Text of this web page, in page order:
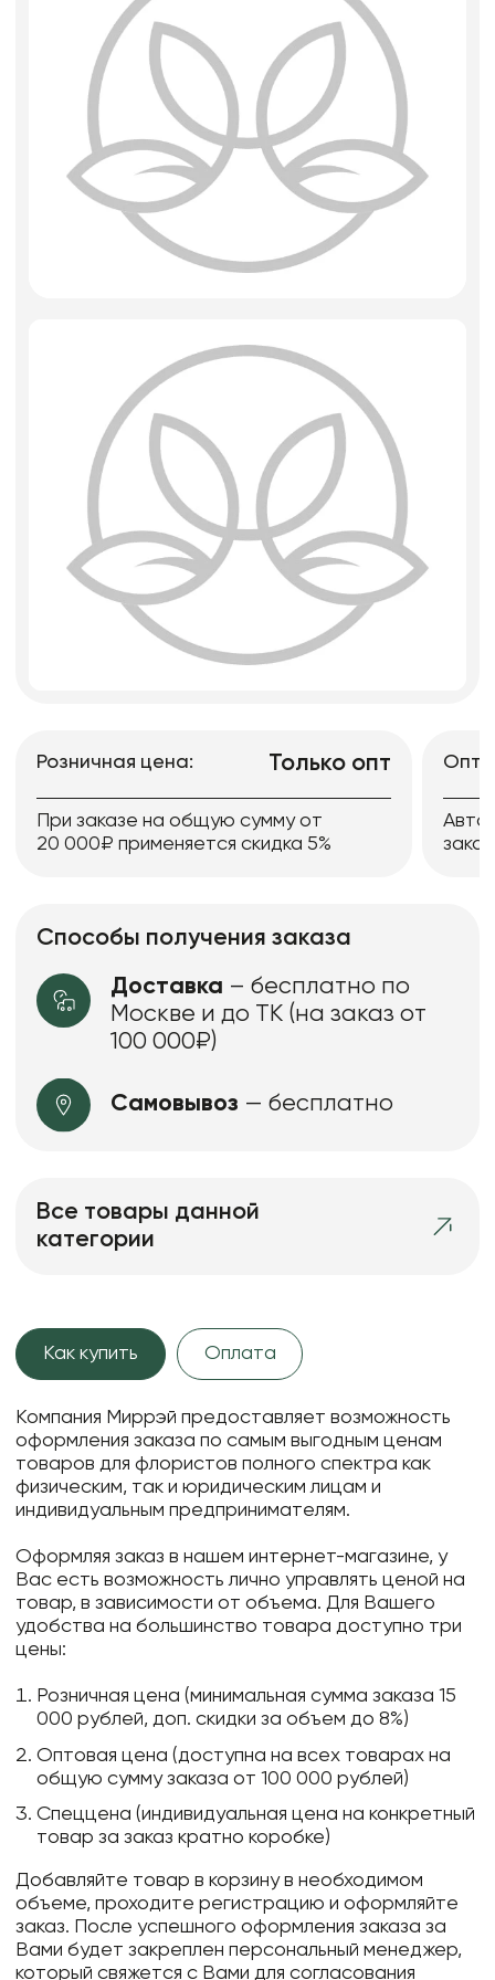
Игрушки мягкие
Сухоцветы
Розничная цена: Только опт
При заказе на общую сумму от
20 000₽ применяется скидка 5%
Способы получения заказа
Доставка – бесплатно по
Москве и до ТК (на заказ от
100 000₽)
Самовывоз — бесплатно
Все товары данной
категории
Как купить Оплата
Компания Миррэй предоставляет возможность
оформления заказа по самым выгодным ценам
товаров для флористов полного спектра как
физическим, так и юридическим лицам и
индивидуальным предпринимателям.
Оформляя заказ в нашем интернет-магазине, у
Вас есть возможность лично управлять ценой на
товар, в зависимости от объема. Для Вашего
удобства на большинство товара доступно три
цены:
Розничная цена (минимальная сумма заказа 15
000 рублей, доп. скидки за объем до 8%)
Оптовая цена (доступна на всех товарах на
общую сумму заказа от 100 000 рублей)
Спеццена (индивидуальная цена на конкретный
товар за заказ кратно коробке)
Добавляйте товар в корзину в необходимом
объеме, проходите регистрацию и оформляйте
заказ. После успешного оформления заказа за
Вами будет закреплен персональный менеджер,
который свяжется с Вами для согласования